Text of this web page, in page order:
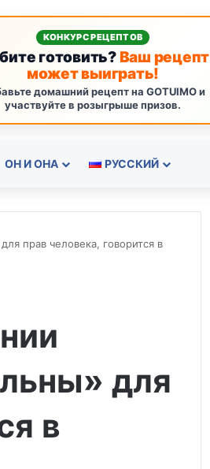
КОНКУРС РЕЦЕПТОВ
готовить?Ваш рецепт
может выиграть!
домашний рецепт на GOTUIMO и
участвуйте в розыгрыше призов.
ОН И ОНА РУССКИЙ
прав человека, говорится в
для
в